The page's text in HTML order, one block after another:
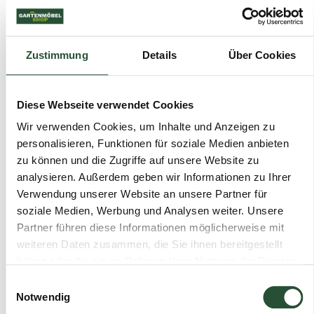
Zustimmung Details Über Cookies
Diese Webseite verwendet Cookies
Wir verwenden Cookies, um Inhalte und Anzeigen zu
personalisieren, Funktionen für soziale Medien anbieten
zu können und die Zugriffe auf unsere Website zu
analysieren. Außerdem geben wir Informationen zu Ihrer
Verwendung unserer Website an unsere Partner für
soziale Medien, Werbung und Analysen weiter. Unsere
Partner führen diese Informationen möglicherweise mit
weiteren Daten zusammen, die Sie ihnen bereitgestellt
Notwendig
Um eine Entscheidung zu treffen, ist es hilfreich, Ihre
persönliche Situation zu betrachten:
Haben Sie einen grünen Daumen und
Freude an der Pflege?
Dann sind die
des Einölens kein Problem. Ein wunderschöner
Gartentischaus Holz wird dann zum Blickfang
Ihres Gartens.
Möchten Sie sich direkt ohne Aufwand
hinsetzen?Dann wählen Sie Aluminium.
Dieses Material ist äußerst robust und
erfordert kaum Aufmerksamkeit.
Der goldene Mittelweg:Können Sie sich nicht
entscheiden? Dann wählen Sie eine
Aluminiumgestell mit Teakholz-Details an den